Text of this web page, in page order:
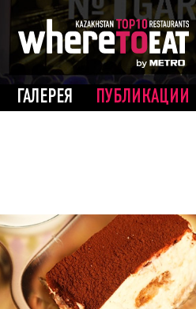
ГАЛЕРЕЯ ПУБЛИКАЦИИ